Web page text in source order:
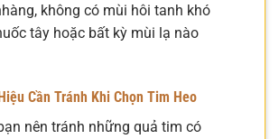
không có mùi hôi tanh khó
tây hoặc bất kỳ mùi lạ nào
Cần Tránh Khi Chọn Tim Heo
nên tránh những quả tim có